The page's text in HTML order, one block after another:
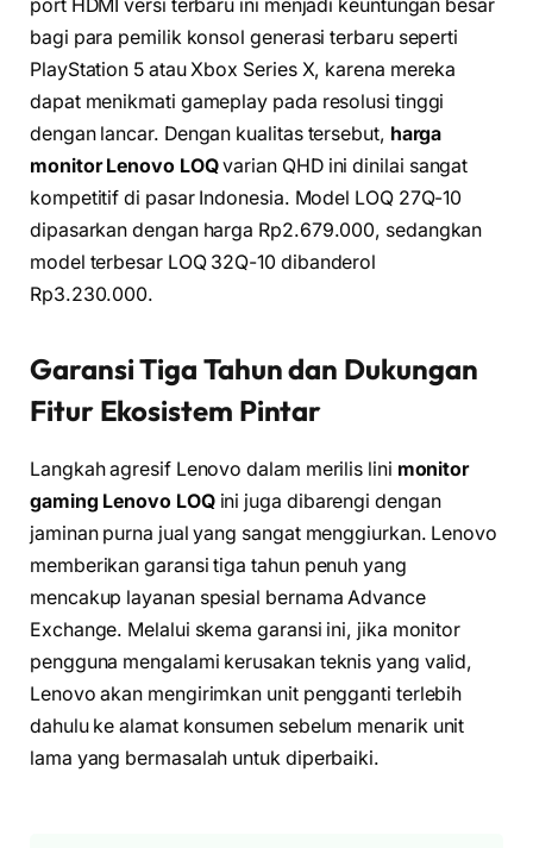
port HDMI versi terbaru ini menjadi keuntungan besar
bagi para pemilik konsol generasi terbaru seperti
PlayStation 5 atau Xbox Series X, karena mereka
dapat menikmati gameplay pada resolusi tinggi
dengan lancar. Dengan kualitas tersebut, harga
monitor Lenovo LOQvarian QHD ini dinilai sangat
kompetitif di pasar Indonesia. Model LOQ 27Q-10
dipasarkan dengan harga Rp2.679.000, sedangkan
model terbesar LOQ 32Q-10 dibanderol
Rp3.230.000.
Garansi Tiga Tahun dan Dukungan
Fitur Ekosistem Pintar
Langkah agresif Lenovo dalam merilis lini monitor
gaming Lenovo LOQini juga dibarengi dengan
jaminan purna jual yang sangat menggiurkan. Lenovo
memberikan garansi tiga tahun penuh yang
mencakup layanan spesial bernama Advance
Exchange. Melalui skema garansi ini, jika monitor
pengguna mengalami kerusakan teknis yang valid,
Lenovo akan mengirimkan unit pengganti terlebih
dahulu ke alamat konsumen sebelum menarik unit
lama yang bermasalah untuk diperbaiki.